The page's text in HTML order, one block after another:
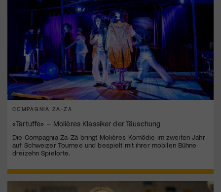
COMPAGNIA ZA-ZÀ
«Tartuffe» – Molières Klassiker der Täuschung
Die Compagnia Za-Zà bringt Molières Komödie im zweiten Jahr
auf Schweizer Tournee und bespielt mit ihrer mobilen Bühne
dreizehn Spielorte.